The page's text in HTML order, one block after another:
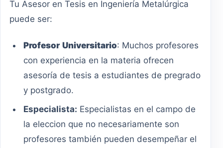
Tu Asesor en Tesis en Ingeniería Metalúrgica
puede ser:
Profesor Universitario: Muchos profesores
con experiencia en la materia ofrecen
asesoría de tesis a estudiantes de pregrado
y postgrado.
Especialista: Especialistas en el campo de
la eleccion que no necesariamente son
profesores también pueden desempeñar el